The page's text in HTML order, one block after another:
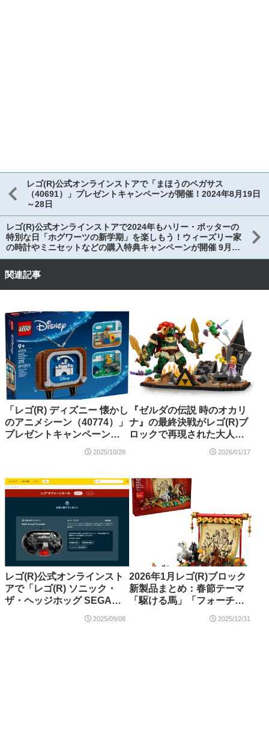
レゴ(R)公式オンラインストアで「まほうのペガサス
（40691）」プレゼントキャンペーンが開催！2024年8月19日
～28日
レゴ(R)公式オンラインストアで2024年もハリー・ポッターの
特別な日「ホグワーツの新学期」を楽しもう！ウィーズリー家
の時計やミニセットなどの購入特典キャンペーンが開催 9月1
日～10日
関連記事
「レゴ(R) ディズニー 懐かし
のアニメシーン（40774）」
プレゼントキャンペーンが
対象店舗にて開催中！10月
2025/10/28
『ゼルダの伝説 時のオカリ
ナ』の最終決戦がレゴ(R)ブ
ロックで再現された大人向
けモデル(77093)が新たに登
場！2026年3月発売・予約開
2026/01/17
レゴ(R)公式オンラインスト
アで「レゴ(R) ソニック・
ザ・ヘッジホッグ SEGA
Controller（40769）」のプ
2025/09/08
2026年1月レゴ(R)ブロック
新製品まとめ：春節テーマ
「駆ける馬」「フォーチュ
「福の神」、モジュラービ
2025/12/31
スポンサーリンク